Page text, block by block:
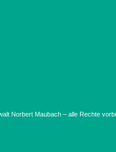
Norbert Maubach – alle Rechte